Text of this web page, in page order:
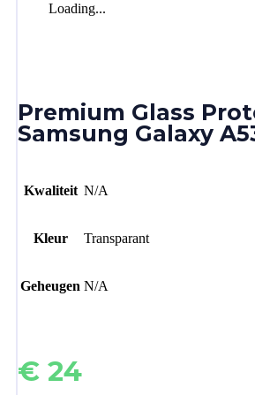
Loading...
Premium Glass
Samsung Galaxy
Kwaliteit N/A
Kleur Transparant
Geheugen N/A
€ 24